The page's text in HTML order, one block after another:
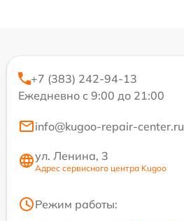
+7 (383) 242-94-13
Ежедневно с 9:00 до 21:00
info@kugoo-repair-center.ru
ул. Ленина, 3
Адрес сервисного центра Kugoo
Режим работы: